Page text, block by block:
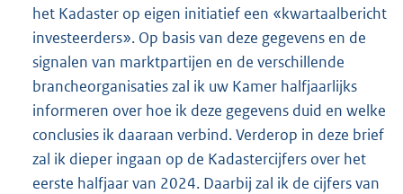
het Kadaster op eigen initiatief een «kwartaalbericht
investeerders». Op basis van deze gegevens en de
signalen van marktpartijen en de verschillende
brancheorganisaties zal ik uw Kamer halfjaarlijks
informeren over hoe ik deze gegevens duid en welke
conclusies ik daaraan verbind. Verderop in deze brief
zal ik dieper ingaan op de Kadastercijfers over het
eerste halfjaar van 2024. Daarbij zal ik de cijfers van